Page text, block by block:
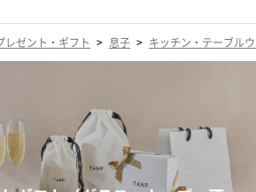
レゼント・ギフト > 息子 > キッチン・テーブル